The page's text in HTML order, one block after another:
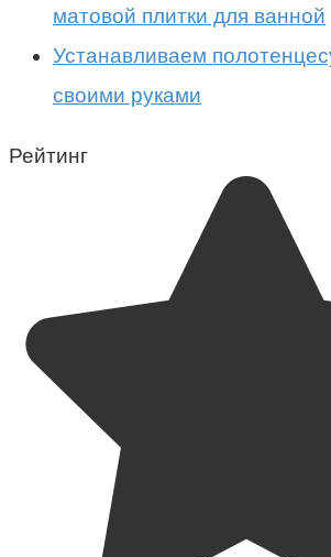
матовой плитки для ванной
Устанавливаем
своими руками
Рейтинг